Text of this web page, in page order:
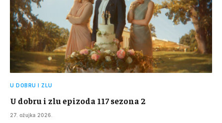
U DOBRU I ZLU
U dobru i zlu epizoda 117 sezona 2
27. ožujka 2026.